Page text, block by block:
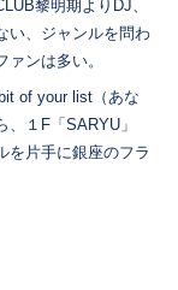
黎明期よりDJ、
い、ジャンルを問わ
ンは多い。
of your list（あな
１F「SARYU」
を片手に銀座のフラ